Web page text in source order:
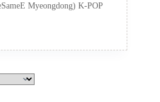
Myeongdong) K-POP